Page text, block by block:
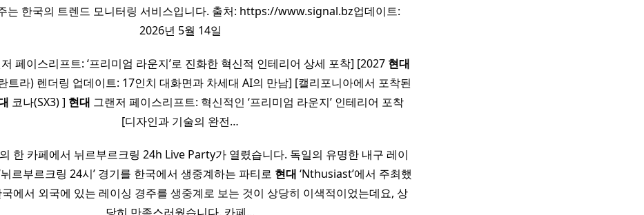
는 한국의 트렌드 모니터링 서비스입니다. 출처: https://www.signal.bz업데이트:
2026년 5월 14일
페이스리프트: ‘프리미엄 라운지’로 진화한 혁신적 인테리어 상세 포착] [2027 현대
트라) 렌더링 업데이트: 17인치 대화면과 차세대 AI의 만남] [캘리포니아에서 포착된
코나(SX3) ] 현대 그랜저 페이스리프트: 혁신적인 ‘프리미엄 라운지’ 인테리어 포착 ​ ​
[디자인과 기술의 완전…
한 카페에서 뉘르부르크링 24h Live Party가 열렸습니다. 독일의 유명한 내구 레이
뉘르부르크링 24시’ 경기를 한국에서 생중계하는 파티로 현대 ‘Nthusiast’에서 주최했
에서 외국에 있는 레이싱 경주를 생중계로 보는 것이 상당히 이색적이었는데요, 상